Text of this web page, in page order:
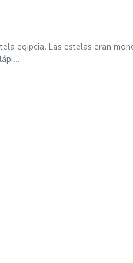
egipcia. Las estelas eran